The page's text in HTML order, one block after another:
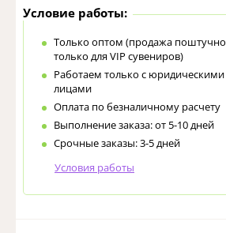
Условие работы:
Только оптом (продажа поштучно
только для VIP сувениров)
Работаем только с юридическими
лицами
Оплата по безналичному расчету
Выполнение заказа: от 5-10 дней
Срочные заказы: 3-5 дней
Условия работы